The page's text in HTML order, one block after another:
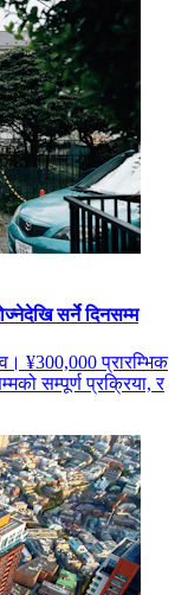
सर्ने दिनसम्म
¥300,000 प्रारम्भिक
सम्पूर्ण प्रक्रिया, र